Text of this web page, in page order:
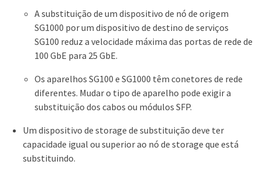
A substituição de um dispositivo de nó de origem
SG1000 por um dispositivo de destino de serviços
SG100 reduz a velocidade máxima das portas de rede de
100 GbE para 25 GbE.
Os aparelhos SG100 e SG1000 têm conetores de rede
diferentes. Mudar o tipo de aparelho pode exigir a
substituição dos cabos ou módulos SFP.
Um dispositivo de storage de substituição deve ter
capacidade igual ou superior ao nó de storage que está
substituindo.